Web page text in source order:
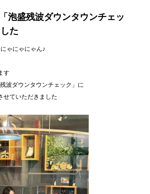
泡盛残波ダウンタウンチェッ
た
ゃにゃにゃん♪
す
波ダウンタウンチェック」に
せていただきました